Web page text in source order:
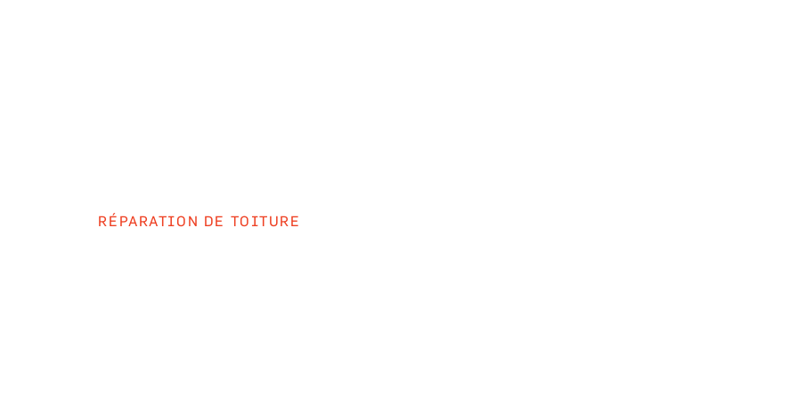
RÉPARATION DE TOITURE